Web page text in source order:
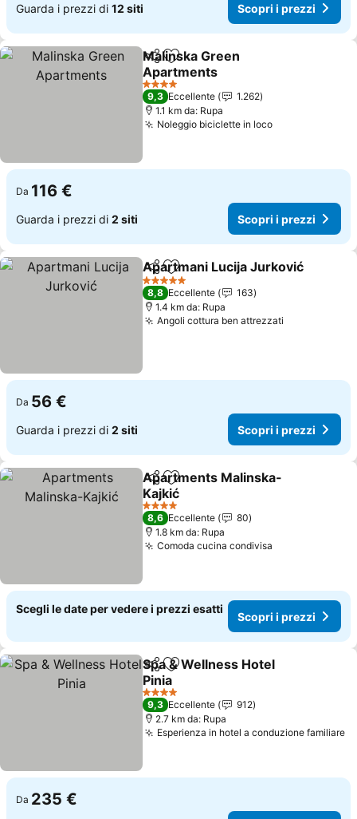
Guarda i prezzi di 12 siti Scopri i prezzi
CondividiAggiungi ai preferiti
Malinska Green
Apartments
4 Stelle
9,3 Eccellente
1.262
1.1 km da: Rupa
Noleggio biciclette in loco
Da 116 €
Guarda i prezzi di 2 siti Scopri i prezzi
CondividiAggiungi ai preferiti
Apartmani Lucija Jurković
5 Stelle
8,8 Eccellente
163
1.4 km da: Rupa
Angoli cottura ben attrezzati
Da 56 €
Guarda i prezzi di 2 siti Scopri i prezzi
CondividiAggiungi ai preferiti
Apartments Malinska-
Kajkić
4 Stelle
8,6 Eccellente
80
1.8 km da: Rupa
Comoda cucina condivisa
Scegli le date per vedere i prezzi esatti
Scopri i prezzi
CondividiAggiungi ai preferiti
Spa & Wellness Hotel
Pinia
4 Stelle
9,3 Eccellente
912
2.7 km da: Rupa
Esperienza in hotel a conduzione familiare
Da 235 €